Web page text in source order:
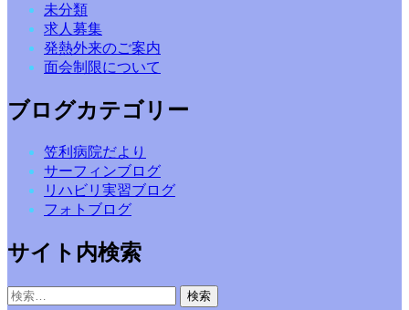
未分類
求人募集
発熱外来のご案内
面会制限について
ブログカテゴリー
笠利病院だより
サーフィンブログ
リハビリ実習ブログ
フォトブログ
サイト内検索
検